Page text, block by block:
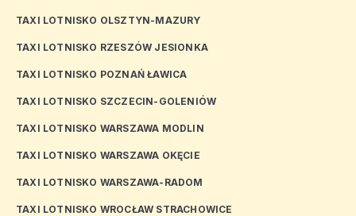
TAXI LOTNISKO OLSZTYN-MAZURY
TAXI LOTNISKO RZESZÓW JESIONKA
TAXI LOTNISKO POZNAŃ ŁAWICA
TAXI LOTNISKO SZCZECIN-GOLENIÓW
TAXI LOTNISKO WARSZAWA MODLIN
TAXI LOTNISKO WARSZAWA OKĘCIE
TAXI LOTNISKO WARSZAWA-RADOM
TAXI LOTNISKO WROCŁAW STRACHOWICE